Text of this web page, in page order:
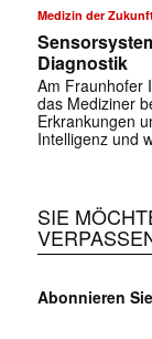
Medizin der
Diagnostik
Am Fraunhofer
das Mediziner
Erkrankungen
Intelligenz und
SIE
Abonnieren Sie